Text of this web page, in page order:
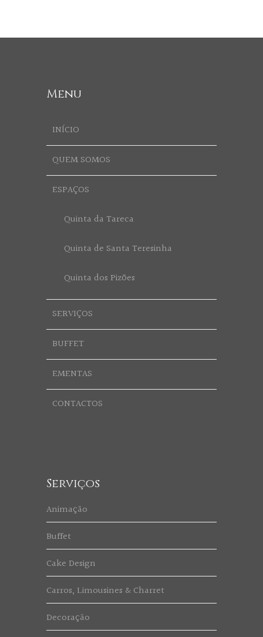
Menu
INÍCIO
QUEM SOMOS
ESPAÇOS
Quinta da Tareca
Quinta de Santa Teresinha
Quinta dos Pizões
SERVIÇOS
BUFFET
EMENTAS
CONTACTOS
Serviços
Animação
Buffet
Cake Design
Carros, Limousines & Charret
Decoração